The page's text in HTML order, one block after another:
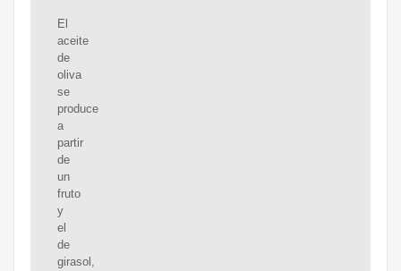
El
aceite
de
oliva
se
produce
a
partir
de
un
fruto
y
el
de
girasol,